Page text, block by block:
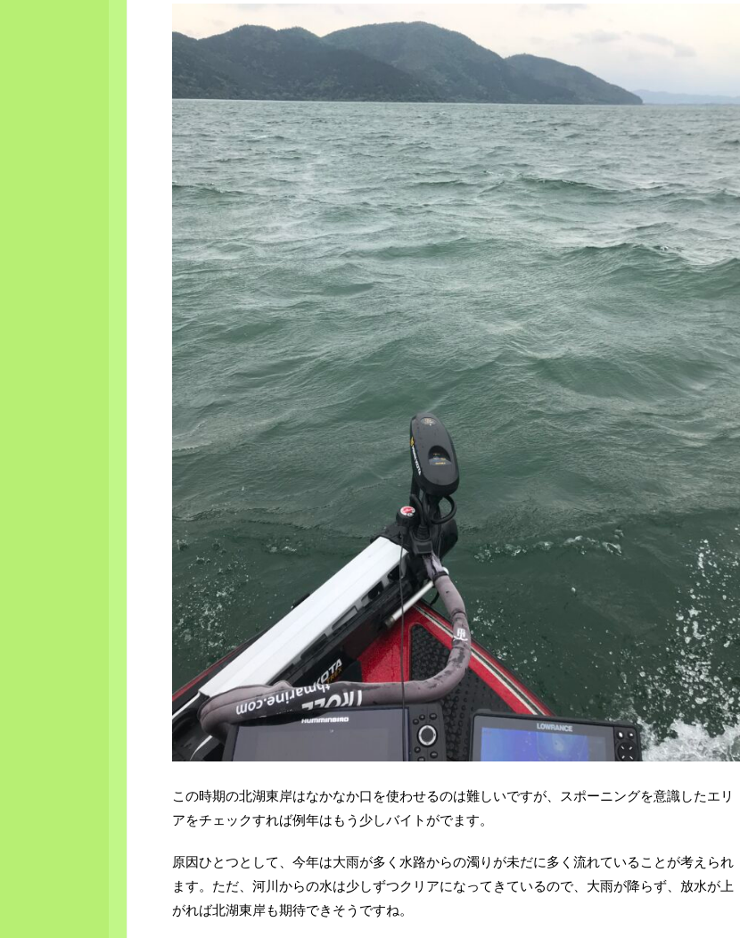
この時期の北湖東岸はなかなか口を使わせるのは難しいですが、スポーニングを意識したエリ
アをチェックすれば例年はもう少しバイトがでます。
原因ひとつとして、今年は大雨が多く水路からの濁りが未だに多く流れていることが考えられ
ます。ただ、河川からの水は少しずつクリアになってきているので、大雨が降らず、放水が上
がれば北湖東岸も期待できそうですね。